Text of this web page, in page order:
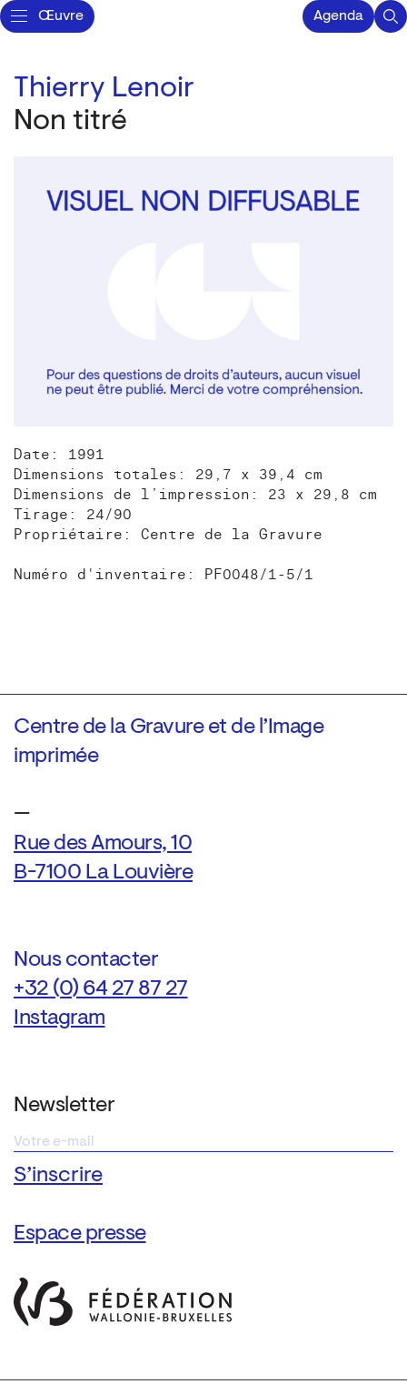
Œuvre Agenda
Thierry Lenoir
Non titré
Date: 1991
Dimensions totales: 29,7 x 39,4 cm
Dimensions de l’impression: 23 x 29,8 cm
Tirage: 24/90
Propriétaire: Centre de la Gravure
Numéro d'inventaire: PF0048/1-5/1
Centre de la Gravure et de l’Image
imprimée
—
Rue des Amours, 10
B-7100 La Louvière
Nous contacter
+32 (0) 64 27 87 27
Instagram
Newsletter
Espace presse